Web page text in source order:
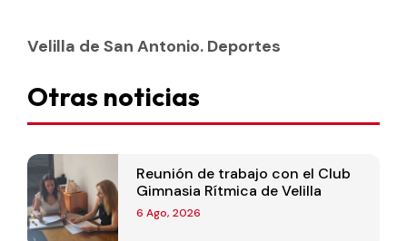
Velilla de San Antonio. Deportes
Otras noticias
Reunión de trabajo con el Club
Gimnasia Rítmica de Velilla
6 Ago, 2026